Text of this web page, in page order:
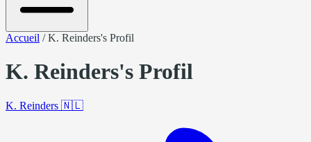
Accueil /K. Reinders's Profil
K. Reinders's Profil
K. Reinders 🇳🇱